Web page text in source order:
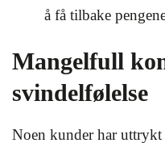
å få tilbake
Mangelfull
svindelfølelse
Noen kunder har